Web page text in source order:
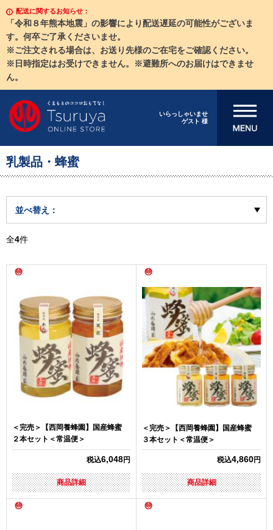
配送に関するお知らせ：
「令和８年熊本地震」の影響により配送遅延の可能性がございま
す。何卒ご了承くださいませ。
※ご注文される場合は、お送り先様のご在宅をご確認ください。
※日時指定はお受けできません。※避難所へのお届けはできませ
ん。
いらっしゃいませ
ゲスト 様
メニューを開
乳製品・蜂蜜
並べ替え：
全4件
＜完売＞【西岡養蜂園】国産蜂蜜
２本セット＜常温便＞
税込6,048円
商品詳細
＜完売＞【西岡養蜂園】国産蜂蜜
３本セット＜常温便＞
税込4,860円
商品詳細